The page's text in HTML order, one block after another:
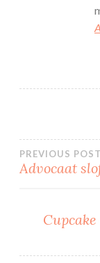
PREVIOUS POST
Advocaat